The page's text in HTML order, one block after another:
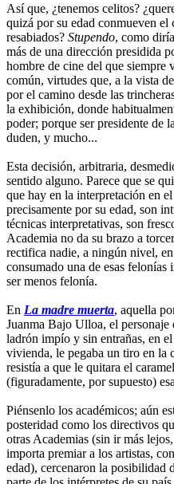
Así que, ¿tenemos celitos?
quizá por su edad conmueven el
resabiados? Stupendo, como
más de una dirección presidida
hombre de cine del que siempre
común, virtudes que, a la vista
por el camino desde las
la exhibición, donde
poder; porque ser presidente de
duden, y mucho...
Esta decisión, arbitraria,
sentido alguno. Parece que se
que hay en la interpretación en
precisamente por su edad, son
técnicas interpretativas, son
Academia no da su brazo a
rectifica nadie, a ningún nivel,
consumado una de esas
ser menos felonía.
En La madre muerta, aquella
Juanma Bajo Ulloa, el
ladrón impío y sin entrañas, en
vivienda, le pegaba un tiro en la
resistía a que le quitara el
(figuradamente, por supuesto)
Piénsenlo los académicos; aún
posteridad como los directivos
otras Academias (sin ir más
importa premiar a los artistas,
edad), cercenaron la posibilidad